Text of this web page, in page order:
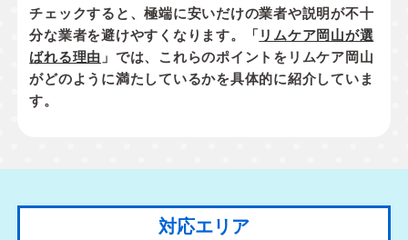
チェックすると、極端に安いだけの業者や説明が不十
分な業者を避けやすくなります。「 リムケア岡山が選
ばれる理由 」では、これらのポイントをリムケア岡山
がどのように満たしているかを具体的に紹介していま
す。
対応エリア